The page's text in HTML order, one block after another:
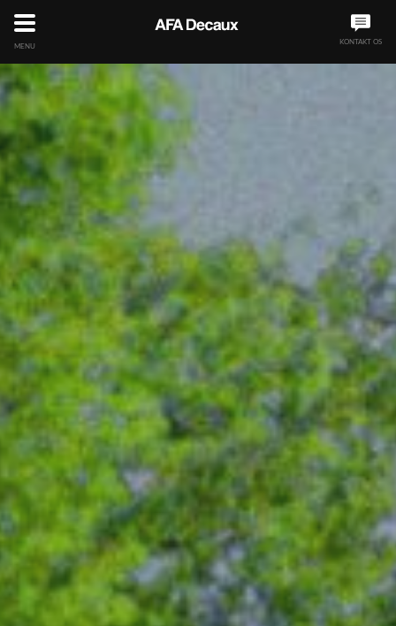
MENU KONTAKT OS